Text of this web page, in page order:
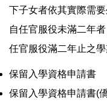
下子女者依其實際需
自任官服役未滿二年
任官服役滿二年止之學
保留入學資格申請書
保留入學資格申請書(